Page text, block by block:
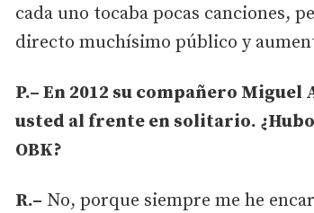
cada uno tocaba pocas canciones,
directo muchísimo público y
P.– En 2012 su compañero
usted al frente en solitario.
OBK?
R.– No, porque siempre me he